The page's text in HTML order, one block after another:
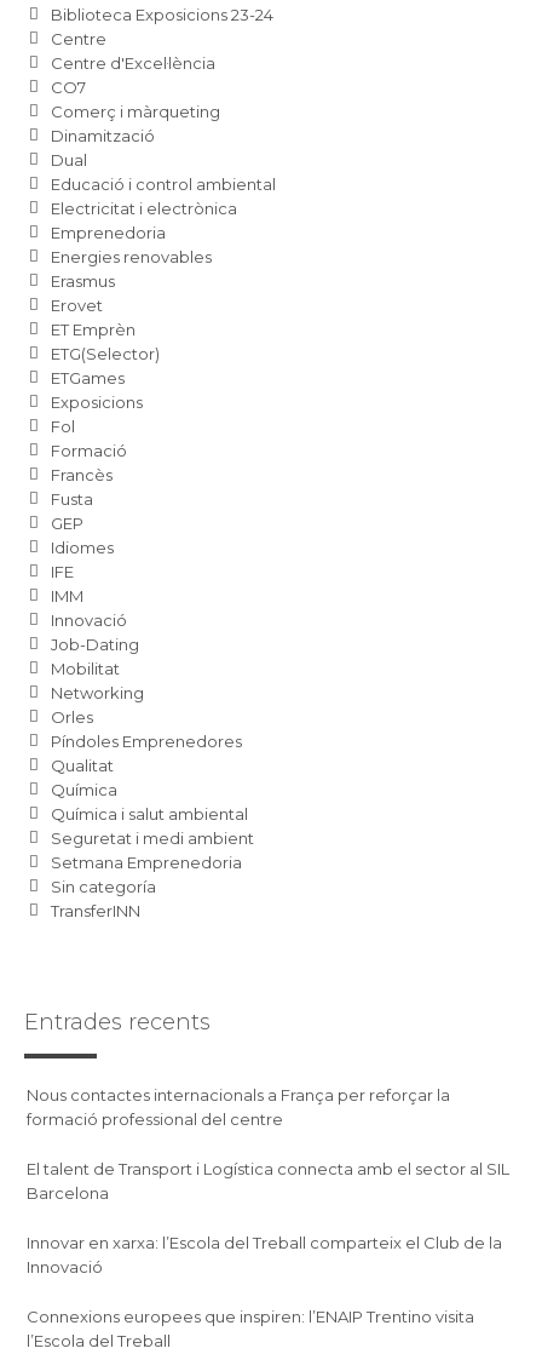
Biblioteca Exposicions 23-24
Centre
Centre d'Excel·lència
CO7
Comerç i màrqueting
Dinamització
Dual
Educació i control ambiental
Electricitat i electrònica
Emprenedoria
Energies renovables
Erasmus
Erovet
ET Emprèn
ETG(Selector)
ETGames
Exposicions
Fol
Formació
Francès
Fusta
GEP
Idiomes
IFE
IMM
Innovació
Job-Dating
Mobilitat
Networking
Orles
Píndoles Emprenedores
Qualitat
Química
Química i salut ambiental
Seguretat i medi ambient
Setmana Emprenedoria
Sin categoría
TransferINN
Entrades recents
Nous contactes internacionals a França per reforçar la
formació professional del centre
El talent de Transport i Logística connecta amb el sector al SIL
Barcelona
Innovar en xarxa: l’Escola del Treball comparteix el Club de la
Innovació
Connexions europees que inspiren: l’ENAIP Trentino visita
l’Escola del Treball